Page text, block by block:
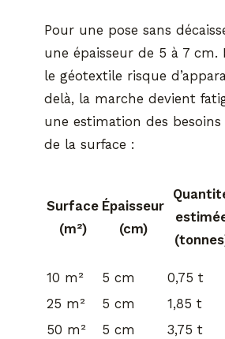
Pour une pose sans
une épaisseur de 5 à 7 cm.
le géotextile risque
delà, la marche devient
une estimation des
de la surface :
Surface
(m²)
Épaisseur
(cm)
10 m²
5 cm 0,75 t
25 m²
5 cm 1,85 t
50 m²
5 cm 3,75 t